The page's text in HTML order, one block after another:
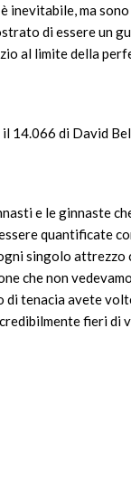
inevitabile, ma
di essere un
al limite della
14.066 di David
e le ginnaste
quantificate
singolo
che non
di tenacia avete
fieri di